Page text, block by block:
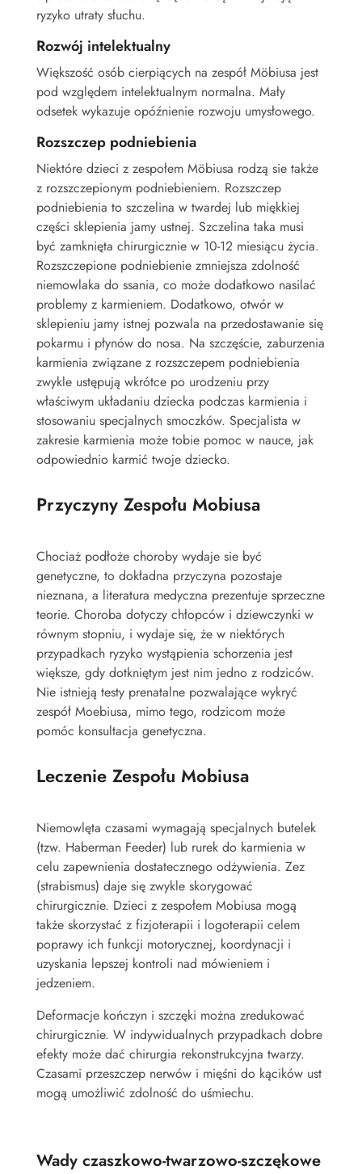
ryzyko utraty słuchu.
Rozwój intelektualny
Większość osób cierpiących na zespół Möbiusa jest
pod względem intelektualnym normalna. Mały
odsetek wykazuje opóźnienie rozwoju umysłowego.
Rozszczep podniebienia
Niektóre dzieci z zespołem Möbiusa rodzą sie także
z rozszczepionym podniebieniem. Rozszczep
podniebienia to szczelina w twardej lub miękkiej
części sklepienia jamy ustnej. Szczelina taka musi
być zamknięta chirurgicznie w 10-12 miesiącu życia.
Rozszczepione podniebienie zmniejsza zdolność
niemowlaka do ssania, co może dodatkowo nasilać
problemy z karmieniem. Dodatkowo, otwór w
sklepieniu jamy istnej pozwala na przedostawanie się
pokarmu i płynów do nosa. Na szczęście, zaburzenia
karmienia związane z rozszczepem podniebienia
zwykle ustępują wkrótce po urodzeniu przy
właściwym układaniu dziecka podczas karmienia i
stosowaniu specjalnych smoczków. Specjalista w
zakresie karmienia może tobie pomoc w nauce, jak
odpowiednio karmić twoje dziecko.
Przyczyny Zespołu Mobiusa
Chociaż podłoże choroby wydaje sie być
genetyczne, to dokładna przyczyna pozostaje
nieznana, a literatura medyczna prezentuje sprzeczne
teorie. Choroba dotyczy chłopców i dziewczynki w
równym stopniu, i wydaje się, że w niektórych
przypadkach ryzyko wystąpienia schorzenia jest
większe, gdy dotkniętym jest nim jedno z rodziców.
Nie istnieją testy prenatalne pozwalające wykryć
zespół Moebiusa, mimo tego, rodzicom może
pomóc konsultacja genetyczna.
Leczenie Zespołu Mobiusa
Niemowlęta czasami wymagają specjalnych butelek
(tzw. Haberman Feeder) lub rurek do karmienia w
celu zapewnienia dostatecznego odżywienia. Zez
(strabismus) daje się zwykle skorygować
chirurgicznie. Dzieci z zespołem Mobiusa mogą
także skorzystać z fizjoterapii i logoterapii celem
poprawy ich funkcji motorycznej, koordynacji i
uzyskania lepszej kontroli nad mówieniem i
jedzeniem.
Deformacje kończyn i szczęki można zredukować
chirurgicznie. W indywidualnych przypadkach dobre
efekty może dać chirurgia rekonstrukcyjna twarzy.
Czasami przeszczep nerwów i mięśni do kącików ust
mogą umożliwić zdolność do uśmiechu.
Wady czaszkowo-twarzowo-szczękowe